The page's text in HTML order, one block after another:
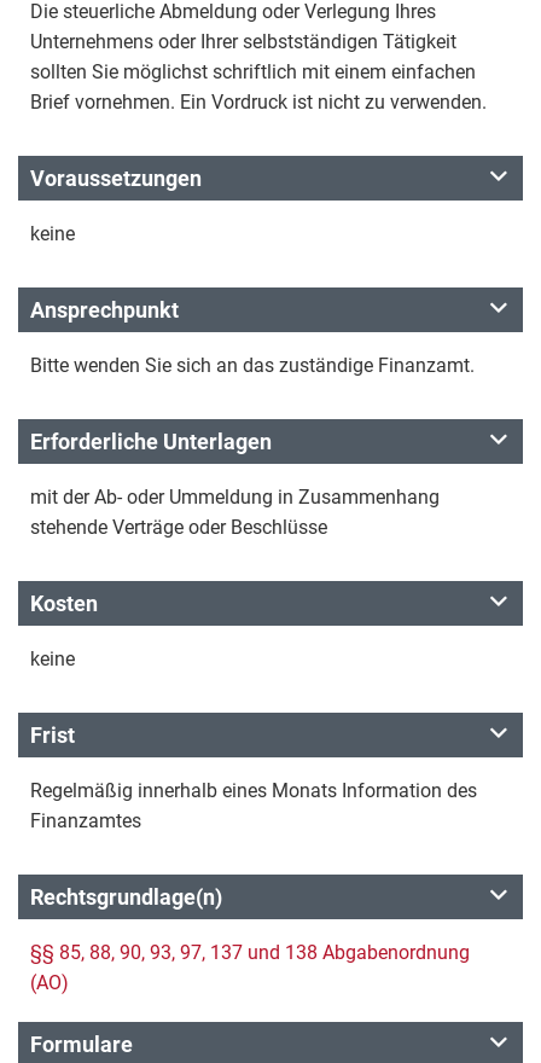
Die steuerliche Abmeldung oder Verlegung Ihres
Unternehmens oder Ihrer selbstständigen Tätigkeit
sollten Sie möglichst schriftlich mit einem einfachen
Brief vornehmen. Ein Vordruck ist nicht zu verwenden.
Voraussetzungen
keine
Ansprechpunkt
Bitte wenden Sie sich an das zuständige Finanzamt.
Erforderliche Unterlagen
mit der Ab- oder Ummeldung in Zusammenhang
stehende Verträge oder Beschlüsse
Kosten
keine
Frist
Regelmäßig innerhalb eines Monats Information des
Finanzamtes
Rechtsgrundlage(n)
§§ 85, 88, 90, 93, 97, 137 und 138 Abgabenordnung
(AO)
Formulare